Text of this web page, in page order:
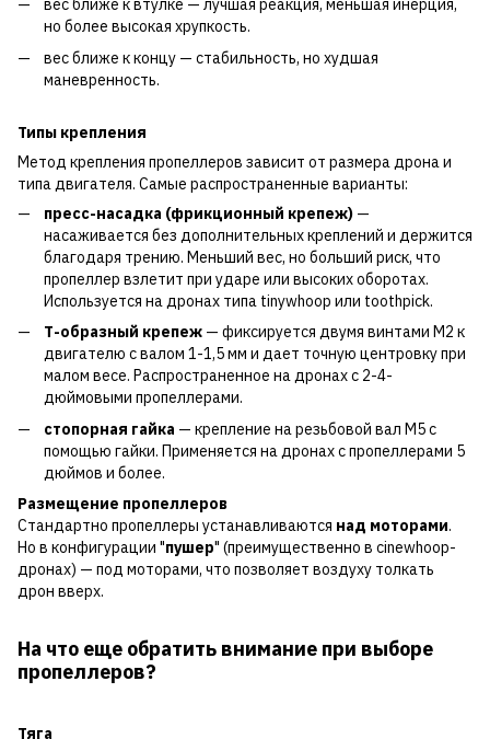
вес ближе к втулке — лучшая реакция, меньшая инерция,
но более высокая хрупкость.
вес ближе к концу — стабильность, но худшая
маневренность.
Типы крепления
Метод крепления пропеллеров зависит от размера дрона и
типа двигателя. Самые распространенные варианты:
пресс-насадка (фрикционный крепеж) —
насаживается без дополнительных креплений и держится
благодаря трению. Меньший вес, но больший риск, что
пропеллер взлетит при ударе или высоких оборотах.
Используется на дронах типа tinywhoop или toothpick.
Т-образный крепеж — фиксируется двумя винтами M2 к
двигателю с валом 1-1,5 мм и дает точную центровку при
малом весе. Распространенное на дронах с 2-4-
дюймовыми пропеллерами.
стопорная гайка — крепление на резьбовой вал M5 с
помощью гайки. Применяется на дронах с пропеллерами 5
дюймов и более.
Размещение пропеллеров
Стандартно пропеллеры устанавливаются над моторами.
Но в конфигурации "пушер" (преимущественно в cinewhoop-
дронах) — под моторами, что позволяет воздуху толкать
дрон вверх.
На что еще обратить внимание при выборе
пропеллеров?
Тяга